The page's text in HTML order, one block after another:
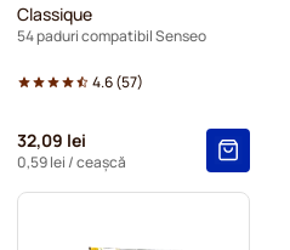
Classique
54 paduri compatibil Senseo
4.6(57)
32,09 lei
0,59 lei / ceașcă